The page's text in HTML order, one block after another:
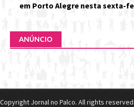
em Porto Alegre nesta sexta-
ANÚNCIO
Copyright Jornal no Palco. All rights reserved